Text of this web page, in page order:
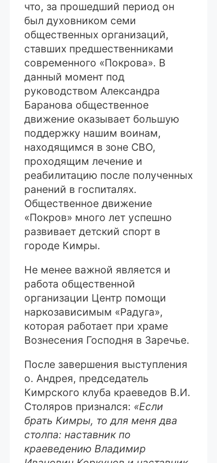
что, за прошедший период он
был духовником семи
общественных организаций,
ставших предшественниками
современного «Покрова». В
данный момент под
руководством Александра
Баранова общественное
движение оказывает большую
поддержку нашим воинам,
находящимся в зоне СВО,
проходящим лечение и
реабилитацию после полученных
ранений в госпиталях.
Общественное движение
«Покров» много лет успешно
развивает детский спорт в
городе Кимры.
Не менее важной является и
работа общественной
организации Центр помощи
наркозависимым «Радуга»,
которая работает при храме
Вознесения Господня в Заречье.
После завершения выступления
о. Андрея, председатель
Кимрского клуба краеведов В.И.
Столяров признался: «Если
брать Кимры, то для меня два
столпа: наставник по
краеведению Владимир